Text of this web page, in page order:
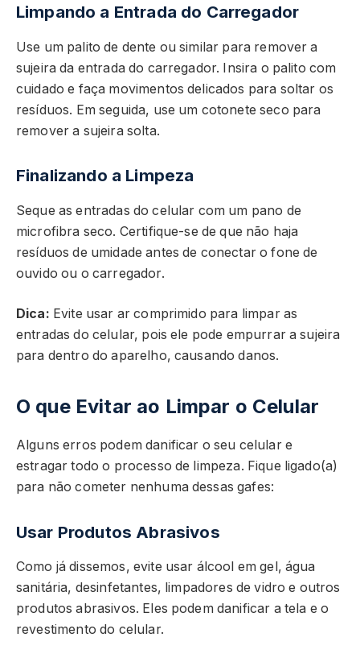
Limpando a Entrada do Carregador
Use um palito de dente ou similar para remover a
sujeira da entrada do carregador. Insira o palito com
cuidado e faça movimentos delicados para soltar os
resíduos. Em seguida, use um cotonete seco para
remover a sujeira solta.
Finalizando a Limpeza
Seque as entradas do celular com um pano de
microfibra seco. Certifique-se de que não haja
resíduos de umidade antes de conectar o fone de
ouvido ou o carregador.
Dica: Evite usar ar comprimido para limpar as
entradas do celular, pois ele pode empurrar a sujeira
para dentro do aparelho, causando danos.
O que Evitar ao Limpar o Celular
Alguns erros podem danificar o seu celular e
estragar todo o processo de limpeza. Fique ligado(a)
para não cometer nenhuma dessas gafes:
Usar Produtos Abrasivos
Como já dissemos, evite usar álcool em gel, água
sanitária, desinfetantes, limpadores de vidro e outros
produtos abrasivos. Eles podem danificar a tela e o
revestimento do celular.